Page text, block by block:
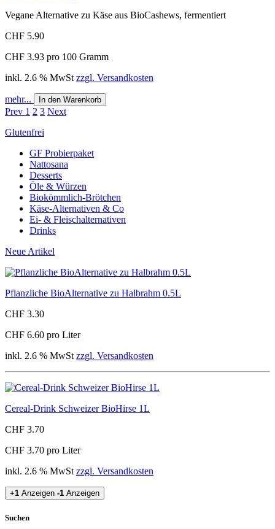
Vegane Alternative zu Käse aus BioCashews, fermentiert
CHF 5.90
CHF 3.93 pro 100 Gramm
inkl. 2.6 % MwSt zzgl. Versandkosten
mehr... In den Warenkorb
Prev 1 2 3 Next
Glutenfrei
GF Probierpaket
Nattosana
Desserts
Öle & Würzen
Biokömmlich-Brötchen
Käse-Alternativen & Co
Ei- & Fleischalternativen
Drinks
Neue Artikel
Pflanzliche BioAlternative zu Halbrahm 0.5L
CHF 3.30
CHF 6.60 pro Liter
inkl. 2.6 % MwSt zzgl. Versandkosten
Cereal-Drink Schweizer BioHirse 1L
CHF 3.70
CHF 3.70 pro Liter
inkl. 2.6 % MwSt zzgl. Versandkosten
+1 Anzeigen -1 Anzeigen
Suchen